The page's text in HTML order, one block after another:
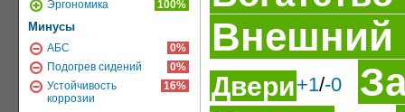
Эргономика
100%
Минусы
АБС
0%
Подогрев сидений
0%
Устойчивость
коррозии
16%
Внешний
Двери+1/-0